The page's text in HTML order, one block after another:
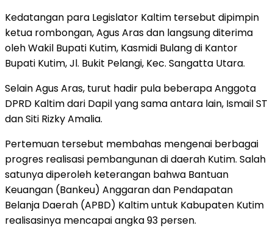
Kedatangan para Legislator Kaltim tersebut dipimpin
ketua rombongan, Agus Aras dan langsung diterima
oleh Wakil Bupati Kutim, Kasmidi Bulang di Kantor
Bupati Kutim, Jl. Bukit Pelangi, Kec. Sangatta Utara.
Selain Agus Aras, turut hadir pula beberapa Anggota
DPRD Kaltim dari Dapil yang sama antara lain, Ismail ST
dan Siti Rizky Amalia.
Pertemuan tersebut membahas mengenai berbagai
progres realisasi pembangunan di daerah Kutim. Salah
satunya diperoleh keterangan bahwa Bantuan
Keuangan (Bankeu) Anggaran dan Pendapatan
Belanja Daerah (APBD) Kaltim untuk Kabupaten Kutim
realisasinya mencapai angka 93 persen.